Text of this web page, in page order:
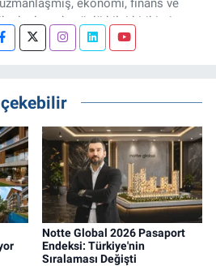
ekonomi, finans ve
alanlarında güçlü bilgi birikimine
medya odaklı deneyimli bir
üzerine haber, analiz ve özel
hazırlama konusunda yetkinim.
Notte Global 2026 Pasaport
Endeksi: Türkiye'nin
Sıralaması Değişti